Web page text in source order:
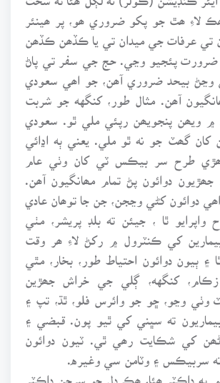
لاءِ ھٿ جو پکو ضروري ھو، پر ھينئر
تي عرفات جي ميدان تي يا ڪڏھن ڪڏھن
پئجيو وڃي. حج جي سفر تي پاڻ
وڃڻ بيحد ضروري آھن، جو اھي سعودي
آھن. مثال طور، کنگهه جو شربت
۾ ويھن پنجويھن رپئي ملي ٿو. سعودي
51 ريالن کان گھٽ جو نه ٿو ملي. يعني ٻه اڍائي
اھڙي طرح سر بيڪس ٽي کان وٺي عام
جھڙيون دوائون پڻ تمام مھانگيون آھن.
دوائون کڻي وڃجن، جن جا توھان عادي
واپرايو ٿا ، جيئن ته بلڊ پريشر، مٺي
بيمارين کي ڪنٽرول ۾ رکڻ لاءِ ھر وقت
۽ ٻيون دوائون احتياط طور، بخار، مٿي
کنگهه، ڳلي جي خراش جھڙين
وٺي وڃو، ڇو جو وائرس فلو، ٿڌ، تپ ۽
ته سڀني کي ٿيو پون. قبضي ۽
کي شڪايت رھي ٿي. ٽيون دوائون
ته سربيڪس ۽ وٽامن سي وغيره.
ٻه ڊاڪٽر ھئا، ھڪ دل جو سرجن ڊاڪٽر